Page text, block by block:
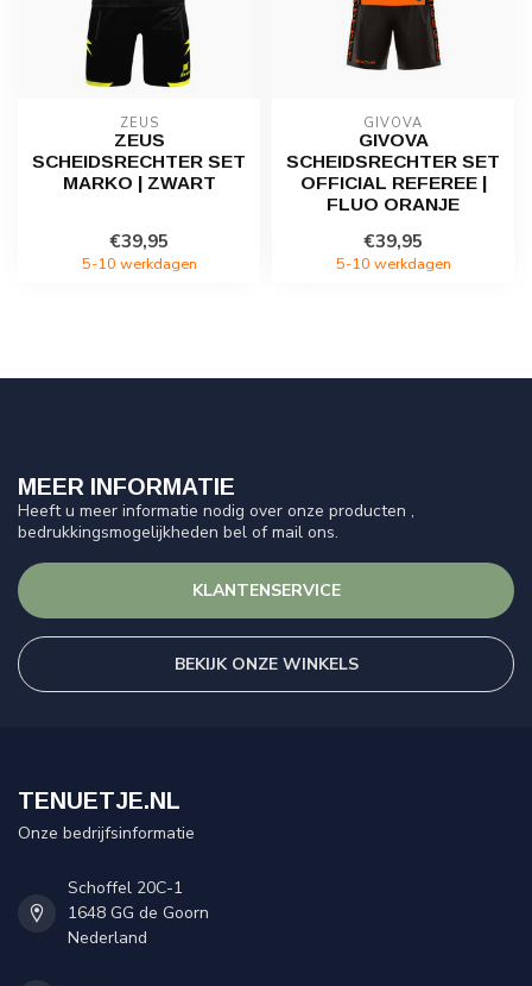
ZEUS
ZEUS
SCHEIDSRECHTER SET
MARKO | ZWART
€39,95
5-10 werkdagen
GIVOVA
GIVOVA
SCHEIDSRECHTER SET
OFFICIAL REFEREE |
FLUO ORANJE
€39,95
5-10 werkdagen
MEER INFORMATIE
Heeft u meer informatie nodig over onze producten ,
bedrukkingsmogelijkheden bel of mail ons.
KLANTENSERVICE
BEKIJK ONZE WINKELS
TENUETJE.NL
Onze bedrijfsinformatie
Schoffel 20C-1
1648 GG de Goorn
Nederland